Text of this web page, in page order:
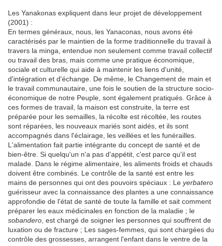
Les Yanakonas expliquent dans leur projet de développement
(2001) :
En termes généraux, nous, les Yanaconas, nous avons été
caractérisés par le maintien de la forme traditionnelle du travail à
travers la minga, entendue non seulement comme travail collectif
ou travail des bras, mais comme une pratique économique,
sociale et culturelle qui aide à maintenir les liens d'unité,
d'intégration et d'échange. De même, le Changement de main et
le travail communautaire, une fois le soutien de la structure socio-
économique de notre Peuple, sont également pratiqués. Grâce à
ces formes de travail, la maison est construite, la terre est
préparée pour les semailles, la récolte est récoltée, les routes
sont réparées, les nouveaux mariés sont aidés, et ils sont
accompagnés dans l'éclairage, les veillées et les funérailles.
L'alimentation fait partie intégrante du concept de santé et de
bien-être. Si quelqu'un n'a pas d'appétit, c'est parce qu'il est
malade. Dans le régime alimentaire, les aliments froids et chauds
doivent être combinés. Le contrôle de la santé est entre les
mains de personnes qui ont des pouvoirs spéciaux : Le yerbatero
guérisseur avec la connaissance des plantes a une connaissance
approfondie de l'état de santé de toute la famille et sait comment
préparer les eaux médicinales en fonction de la maladie ; le
sobandero , est chargé de soigner les personnes qui souffrent de
luxation ou de fracture ; Les sages-femmes, qui sont chargées du
contrôle des grossesses, arrangent l'enfant dans le ventre de la